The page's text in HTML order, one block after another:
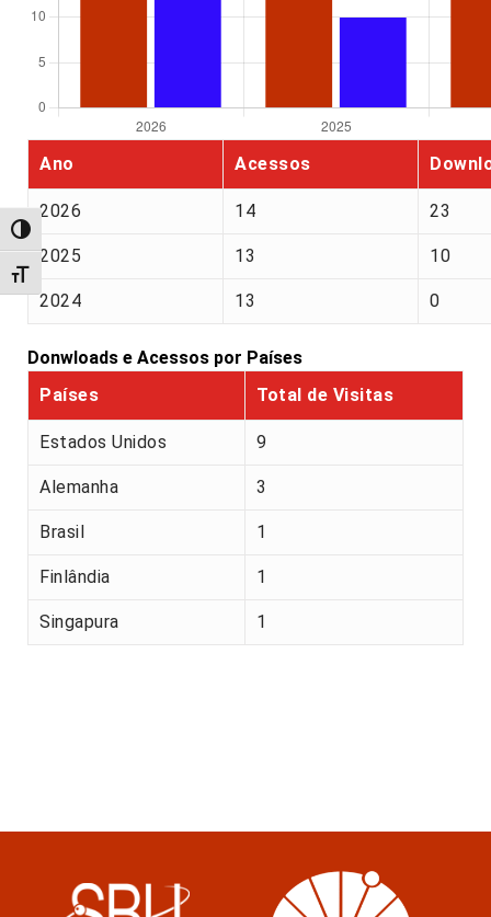
Alternar alto contraste
Alternar tamanho da fonte
Ano Acessos
2026 14 23
2025 13 10
2024 13 0
Donwloads e Acessos por Países
Países
Total de Visitas
Estados Unidos 9
Alemanha 3
Brasil 1
Finlândia 1
Singapura 1